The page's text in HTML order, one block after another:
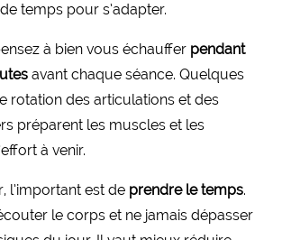
temps pour s’adapter.
à bien vous échauffer pendant
avant chaque séance. Quelques
rotation des articulations et des
préparent les muscles et les
à venir.
l’important est de prendre le temps.
le corps et ne jamais dépasser